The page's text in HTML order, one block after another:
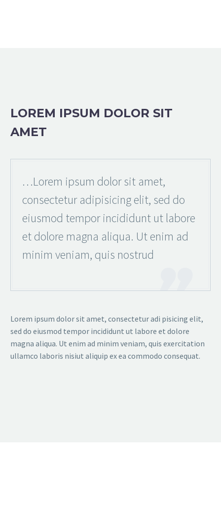
LOREM IPSUM DOLOR SIT
AMET
…Lorem ipsum dolor sit amet,
consectetur adipisicing elit, sed do
eiusmod tempor incididunt ut labore
et dolore magna aliqua. Ut enim ad
minim veniam, quis nostrud
Lorem ipsum dolor sit amet, consectetur adi pisicing elit,
sed do eiusmod tempor incididunt ut labore et dolore
magna aliqua. Ut enim ad minim veniam, quis exercitation
ullamco laboris nisiut aliquip ex ea commodo consequat.